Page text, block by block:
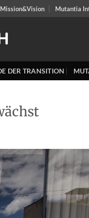
Mission&Vision Mutantia
DER TRANSITION